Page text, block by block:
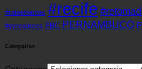
#rafaeldantas #recife
#vereadores FBC PERNAMBUCO
Categorias